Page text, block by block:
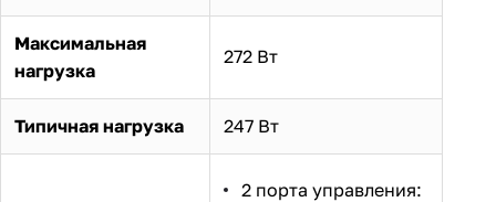
Максимальная
нагрузка
272 Вт
Типичная нагрузка 247 Вт
2 порта управления: